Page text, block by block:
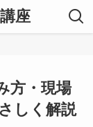
座
方・現場
しく解説